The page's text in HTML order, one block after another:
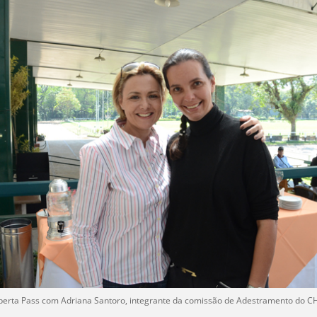
Pass com Adriana Santoro, integrante da comissão de Adestramento do